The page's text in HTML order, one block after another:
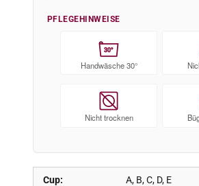
Cup: A, B, C, D, E
PFLEGEHINWEISE
30°
Handwäsche 30°
Nicht trocknen